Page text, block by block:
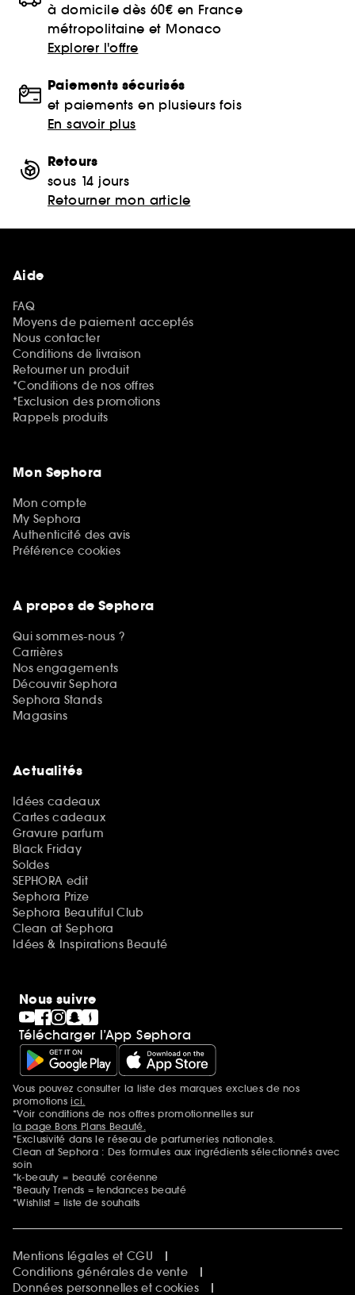
à domicile dès 60€ en France
métropolitaine et Monaco
Explorer l'offre
Paiements sécurisés
et paiements en plusieurs fois
En savoir plus
Retours
sous 14 jours
Retourner mon article
Aide
FAQ
Moyens de paiement acceptés
Nous contacter
Conditions de livraison
Retourner un produit
*Conditions de nos offres
*Exclusion des promotions
Rappels produits
Mon Sephora
Mon compte
My Sephora
Authenticité des avis
Préférence cookies
A propos de Sephora
Qui sommes-nous ?
Carrières
Nos engagements
Découvrir Sephora
Sephora Stands
Magasins
Actualités
Idées cadeaux
Cartes cadeaux
Gravure parfum
Black Friday
Soldes
SEPHORA edit
Sephora Prize
Sephora Beautiful Club
Clean at Sephora
Idées & Inspirations Beauté
Nous suivre
Télécharger l’App Sephora
Mentions additionnelles
Vous pouvez consulter la liste des marques exclues de nos
promotionsici.
*Voir conditions de nos offres promotionnelles sur
la page Bons Plans Beauté.
*Exclusivité dans le réseau de parfumeries nationales.
Clean at Sephora : Des formules aux ingrédients sélectionnés avec
soin
*k-beauty = beauté coréenne
*Beauty Trends = tendances beauté
*Wishlist = liste de souhaits
Mentions légales et CGU
Conditions générales de vente
Données personnelles et cookies